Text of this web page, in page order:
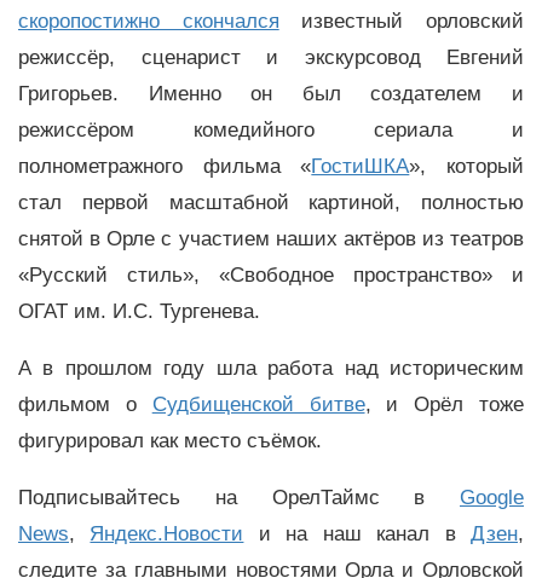
скоропостижно скончался известный орловский
режиссёр, сценарист и экскурсовод Евгений
Григорьев. Именно он был создателем и
режиссёром комедийного сериала и
полнометражного фильма «ГостиШКА», который
стал первой масштабной картиной, полностью
снятой в Орле с участием наших актёров из театров
«Русский стиль», «Свободное пространство» и
ОГАТ им. И.С. Тургенева.
А в прошлом году шла работа над историческим
фильмом о Судбищенской битве, и Орёл тоже
фигурировал как место съёмок.
Подписывайтесь на ОрелТаймс в Google
News, Яндекс.Новости и на наш канал вДзен,
следите за главными новостями Орла и Орловской